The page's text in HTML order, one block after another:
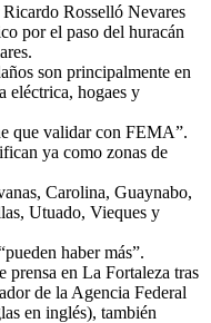
Rosselló Nevares
por el paso del huracán
son principalmente en
eléctrica, hogaes y
que validar con FEMA”.
ya como zonas de
Carolina, Guaynabo,
Utuado, Vieques y
haber más”.
prensa en La Fortaleza tras
de la Agencia Federal
en inglés), también